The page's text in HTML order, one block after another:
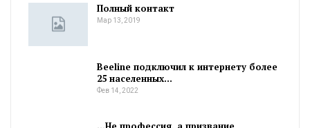
Полный контакт
Мар 13, 2019
Beeline подключил к интернету более
25 населенных…
Фев 14, 2022